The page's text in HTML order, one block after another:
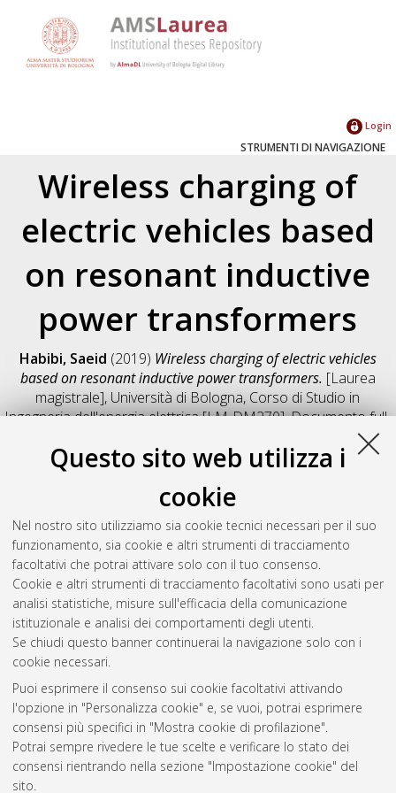
Questo sito web utilizza i
cookie
Nel nostro sito utilizziamo sia cookie tecnici necessari per il suo
funzionamento, sia cookie e altri strumenti di tracciamento
facoltativi che potrai attivare solo con il tuo consenso.
Cookie e altri strumenti di tracciamento facoltativi sono usati per
analisi statistiche, misure sull'efficacia della comunicazione
istituzionale e analisi dei comportamenti degli utenti.
Se chiudi questo banner continuerai la navigazione solo con i
cookie necessari.
Puoi esprimere il consenso sui cookie facoltativi attivando
l'opzione in "Personalizza cookie" e, se vuoi, potrai esprimere
consensi più specifici in "Mostra cookie di profilazione".
Potrai sempre rivedere le tue scelte e verificare lo stato dei
consensi rientrando nella sezione "Impostazione cookie" del
sito.
Login
STRUMENTI DI NAVIGAZIONE
Wireless charging of
electric vehicles based
on resonant inductive
power transformers
Habibi, Saeid (2019) Wireless charging of electric vehicles
based on resonant inductive power transformers. [Laurea
magistrale], Università di Bologna, Corso di Studio in
Ingegneria dell'energia elettrica [LM-DM270], Documento full-
Salva citazione
Condividi
Il full-text non è disponibile per scelta dell'autore. (
Abstract
Altri metadati
Gestione del documento:
Atom
Rss 1.0
Rss 2.0